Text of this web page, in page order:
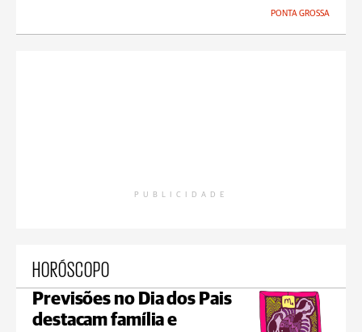
PONTA GROSSA
PUBLICIDADE
HORÓSCOPO
Previsões no Dia dos Pais
destacam família e